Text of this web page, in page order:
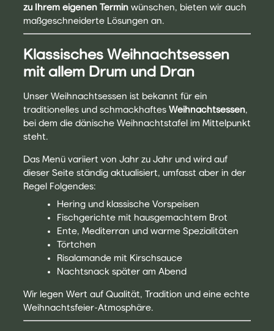
zu Ihrem eigenen Termin wünschen, bieten wir auch
maßgeschneiderte Lösungen an.
Klassisches Weihnachtsessen
mit allem Drum und Dran
Unser Weihnachtsessen ist bekannt für ein
traditionelles und schmackhaftes Weihnachtsessen,
bei dem die dänische Weihnachtstafel im Mittelpunkt
steht.
Das Menü variiert von Jahr zu Jahr und wird auf
dieser Seite ständig aktualisiert, umfasst aber in der
Regel Folgendes:
Hering und klassische Vorspeisen
Fischgerichte mit hausgemachtem Brot
Ente, Mediterran und warme Spezialitäten
Törtchen
Risalamande mit Kirschsauce
Nachtsnack später am Abend
Wir legen Wert auf Qualität, Tradition und eine echte
Weihnachtsfeier-Atmosphäre.